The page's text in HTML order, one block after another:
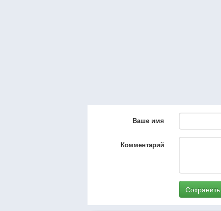
Ваше имя
Комментарий
Сохранить